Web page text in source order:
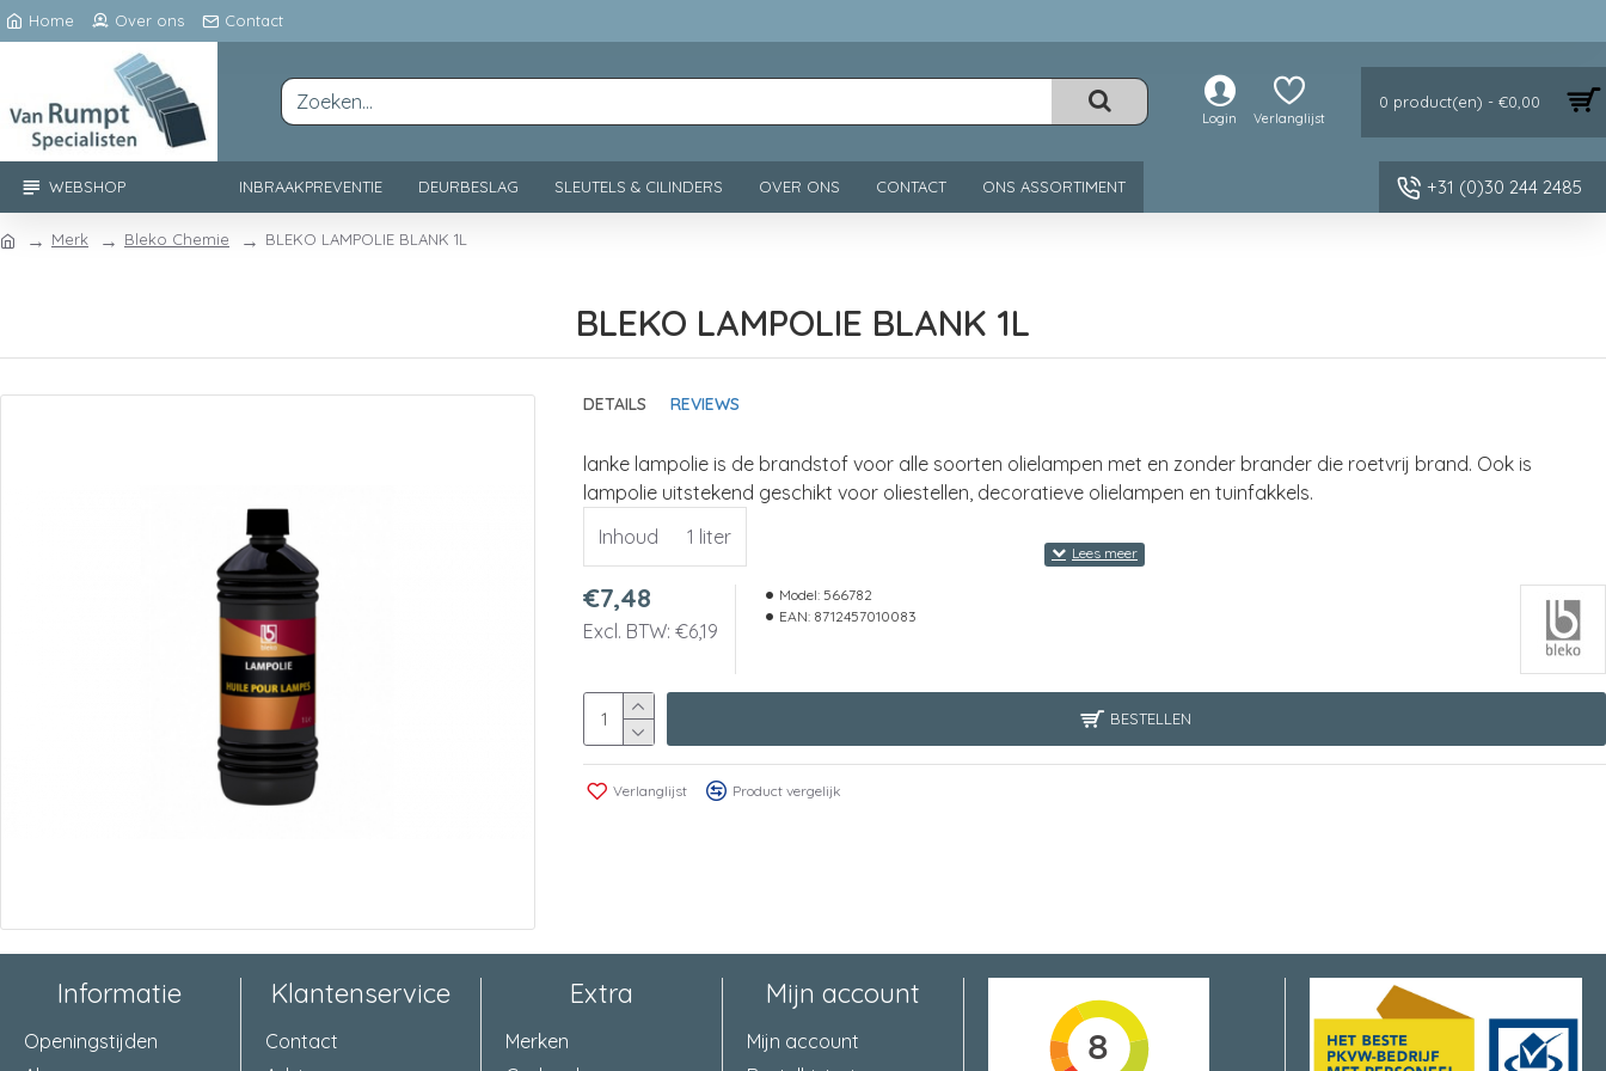
Home Over ons Contact
Login Verlanglijst
0 product(en) - €0,00
WEBSHOP INBRAAKPREVENTIE DEURBESLAG SLEUTELS & CILINDERS OVER ONS CONTACT ONS ASSORTIMENT +31 (0)30 244 2485
Merk Bleko Chemie BLEKO LAMPOLIE BLANK 1L
BLEKO LAMPOLIE BLANK 1L
DETAILS REVIEWS
lanke lampolie is de brandstof voor alle soorten olielampen met en zonder brander die roetvrij brand. Ook is
lampolie uitstekend geschikt voor oliestellen, decoratieve olielampen en tuinfakkels.
Inhoud
1 liter
€7,48
Excl. BTW: €6,19
Model: 566782
EAN: 8712457010083
BESTELLEN
Verlanglijst Product vergelijk
Informatie
Openingstijden
Klantenservice
Contact
Extra
Merken
Mijn account
Mijn account